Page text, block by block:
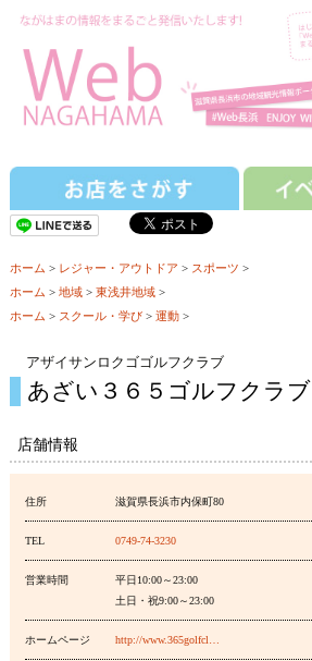
ホーム > レジャー・アウトドア > スポーツ >
ホーム > 地域> 東浅井地域>
ホーム > スクール・学び> 運動>
アザイサンロクゴゴルフクラブ
あざい３６５ゴルフクラブ
店舗情報
住所 滋賀県長浜市内保町80
TEL 0749-74-3230
営業時間
平日10:00～23:00
土日・祝9:00～23:00
ホームページ http://www.365golfcl…